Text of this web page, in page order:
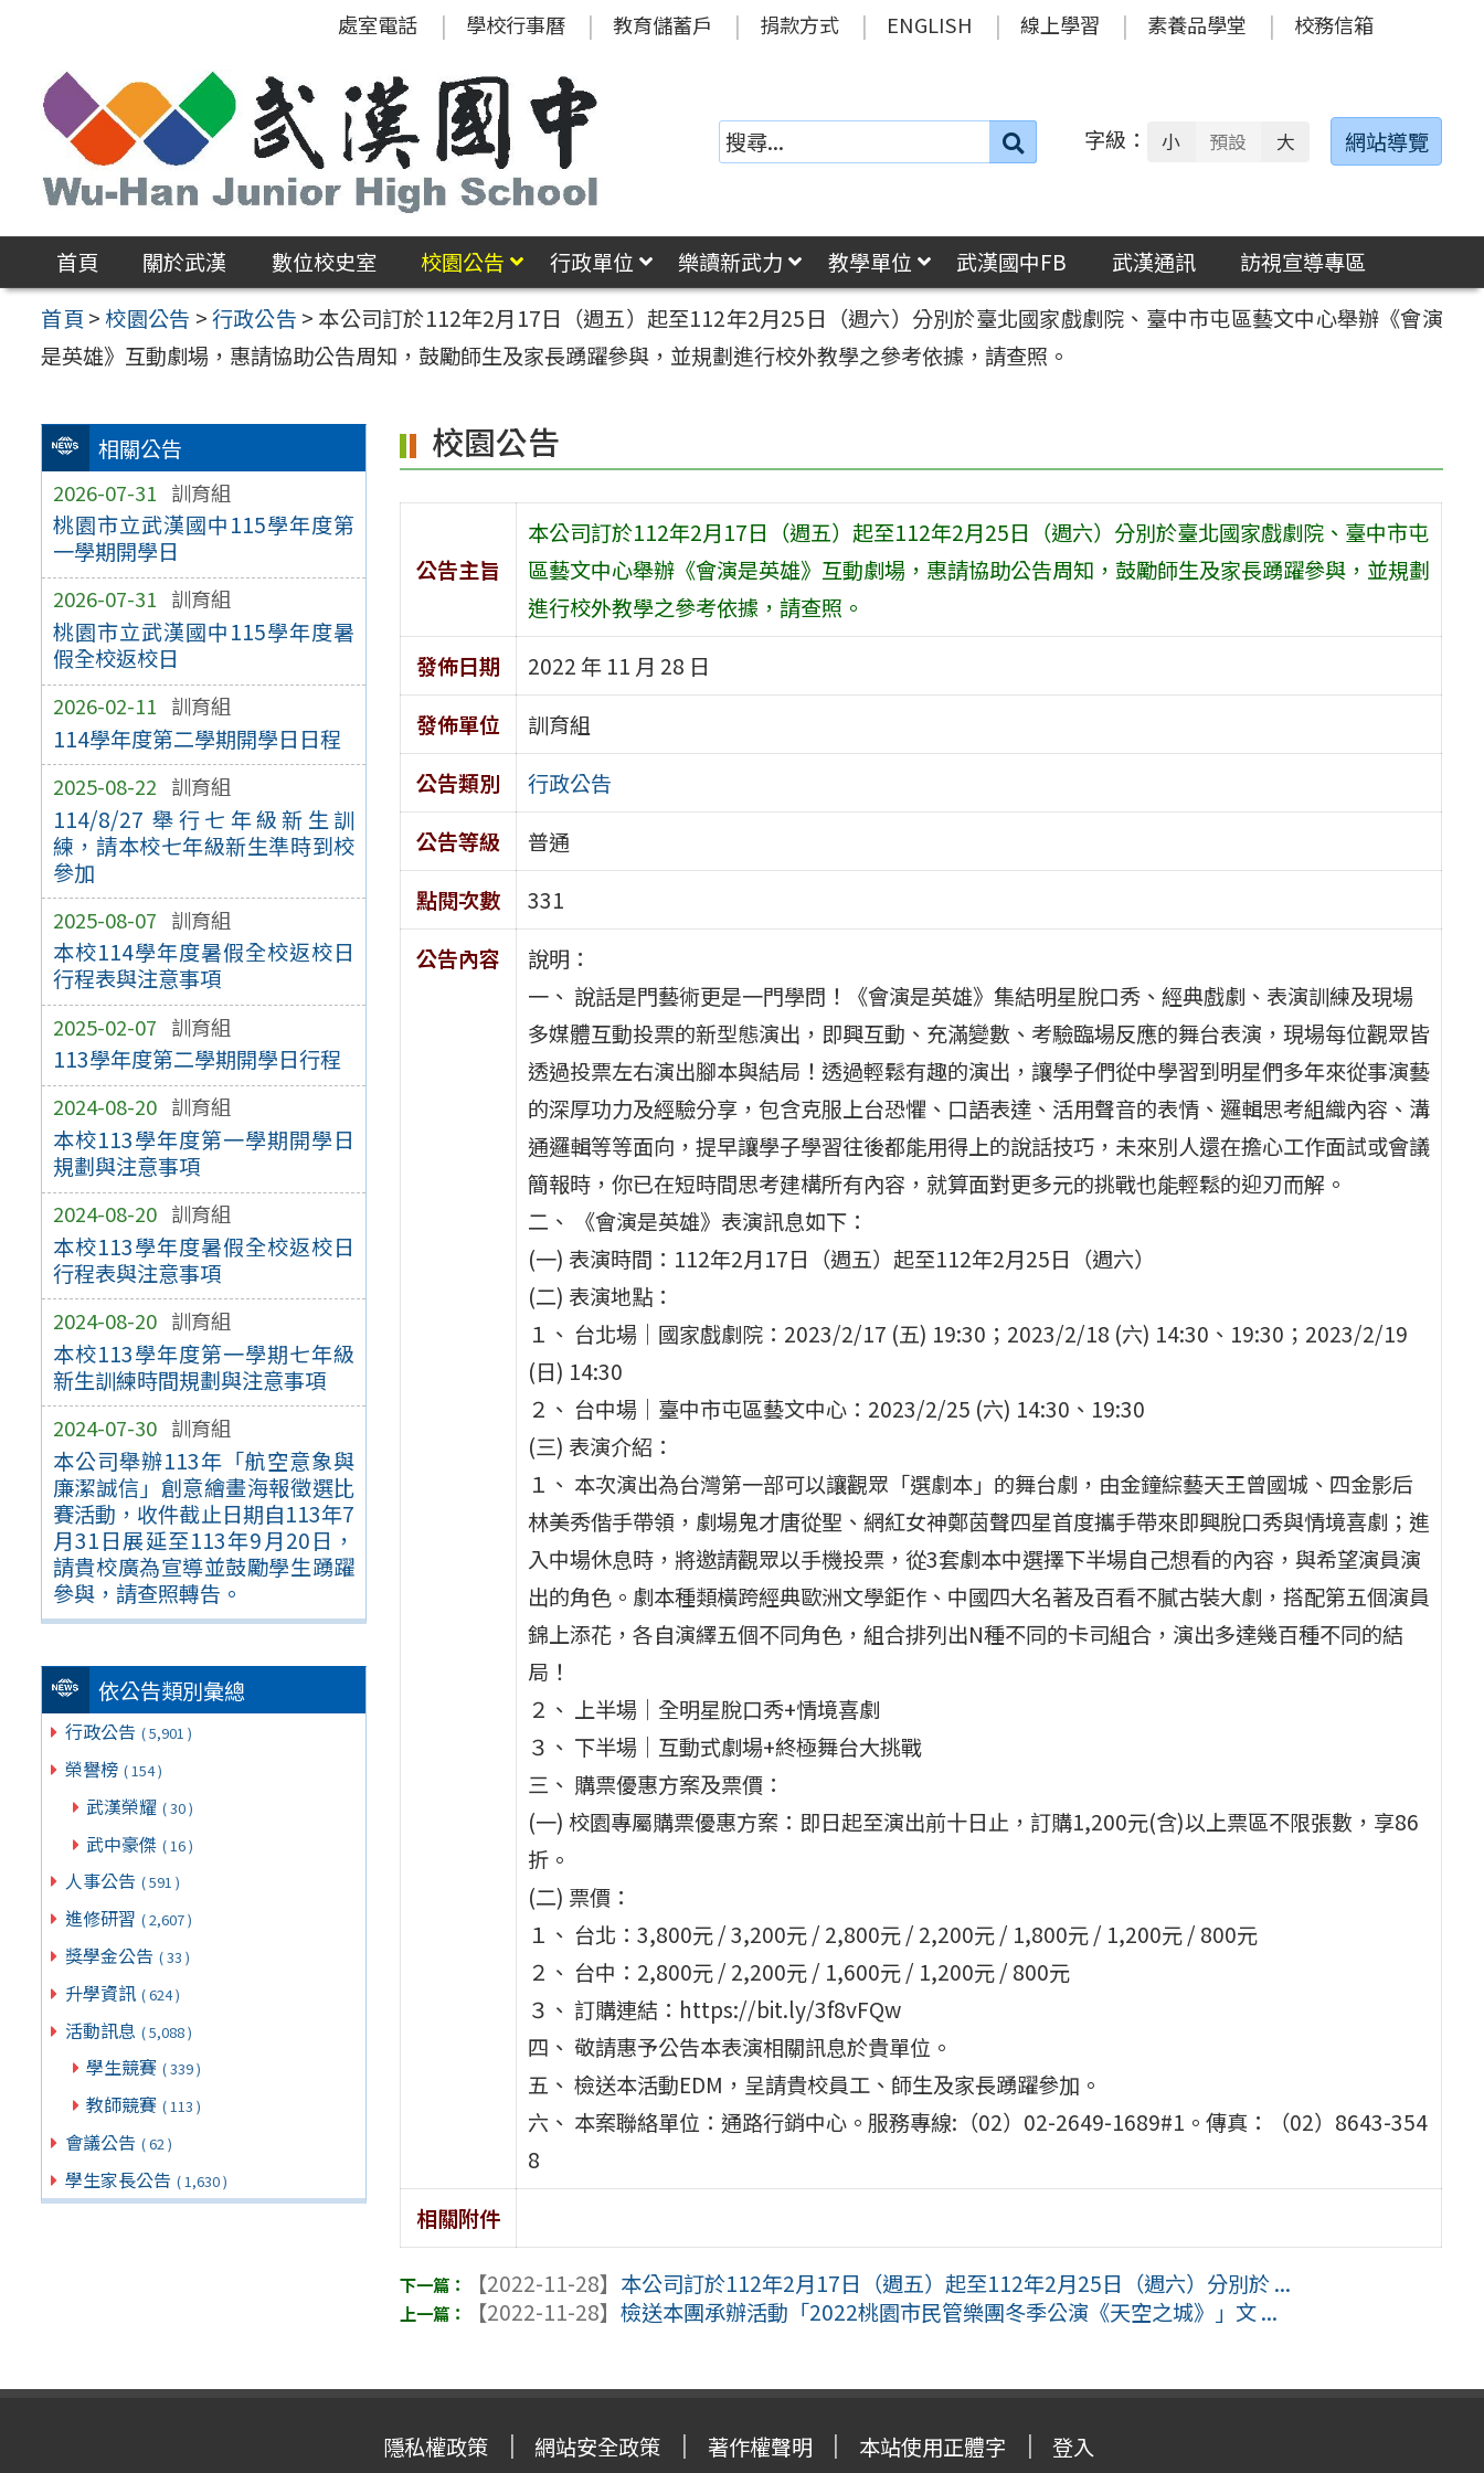
區
處室電話 學校行事曆 教育儲蓄戶 捐款方式 ENGLISH 線上學習 素養品學堂 校務信箱
搜
字級： 小 預設 大 網站導覽
首頁 關於武漢 數位校史室 校園公告 行政單位 樂讀新武力 教學單位 武漢國中FB 武漢通訊
訪視宣導專區
首頁 >校園公告 >行政公告 > 本公司訂於112年2月17日（週五）起至112年2月25日（週六）分別於臺北國家戲劇院、臺中市屯區藝文中心舉辦《會演
是英雄》互動劇場，惠請協助公告周知，鼓勵師生及家長踴躍參與，並規劃進行校外教學之參考依據，請查照。
相關公告
2026-07-31 訓育組
桃園市立武漢國中115學年度第
一學期開學日
2026-07-31 訓育組
桃園市立武漢國中115學年度暑
假全校返校日
2026-02-11 訓育組
114學年度第二學期開學日日程
2025-08-22 訓育組
114/8/27 舉行七年級新生訓
練，請本校七年級新生準時到校
參加
2025-08-07 訓育組
本校114學年度暑假全校返校日
行程表與注意事項
2025-02-07 訓育組
113學年度第二學期開學日行程
2024-08-20 訓育組
本校113學年度第一學期開學日
規劃與注意事項
2024-08-20 訓育組
本校113學年度暑假全校返校日
行程表與注意事項
2024-08-20 訓育組
本校113學年度第一學期七年級
新生訓練時間規劃與注意事項
2024-07-30 訓育組
本公司舉辦113年「航空意象與
廉潔誠信」創意繪畫海報徵選比
賽活動，收件截止日期自113年7
月31日展延至113年9月20日，
請貴校廣為宣導並鼓勵學生踴躍
參與，請查照轉告。
依公告類別彙總
行政公告 ( 5,901 )
榮譽榜 ( 154 )
武漢榮耀 ( 30 )
武中豪傑 ( 16 )
人事公告 ( 591 )
進修研習 ( 2,607 )
獎學金公告 ( 33 )
升學資訊 ( 624 )
活動訊息 ( 5,088 )
學生競賽 ( 339 )
教師競賽 ( 113 )
會議公告 ( 62 )
學生家長公告 ( 1,630 )
校園公告
公告主旨
本公司訂於112年2月17日（週五）起至112年2月25日（週六）分別於臺北國家戲劇院、臺中市屯
區藝文中心舉辦《會演是英雄》互動劇場，惠請協助公告周知，鼓勵師生及家長踴躍參與，並規劃
進行校外教學之參考依據，請查照。
發佈日期
2022 年 11 月 28 日
發佈單位
訓育組
公告類別
行政公告
公告等級
普通
點閱次數
331
公告內容
說明：
一、 說話是門藝術更是一門學問！《會演是英雄》集結明星脫口秀、經典戲劇、表演訓練及現場
多媒體互動投票的新型態演出，即興互動、充滿變數、考驗臨場反應的舞台表演，現場每位觀眾皆
透過投票左右演出腳本與結局！透過輕鬆有趣的演出，讓學子們從中學習到明星們多年來從事演藝
的深厚功力及經驗分享，包含克服上台恐懼、口語表達、活用聲音的表情、邏輯思考組織內容、溝
通邏輯等等面向，提早讓學子學習往後都能用得上的說話技巧，未來別人還在擔心工作面試或會議
簡報時，你已在短時間思考建構所有內容，就算面對更多元的挑戰也能輕鬆的迎刃而解。
二、 《會演是英雄》表演訊息如下：
(一) 表演時間：112年2月17日（週五）起至112年2月25日（週六）
(二) 表演地點：
１、 台北場｜國家戲劇院：2023/2/17 (五) 19:30；2023/2/18 (六) 14:30、19:30；2023/2/19
(日) 14:30
２、 台中場｜臺中市屯區藝文中心：2023/2/25 (六) 14:30、19:30
(三) 表演介紹：
１、 本次演出為台灣第一部可以讓觀眾「選劇本」的舞台劇，由金鐘綜藝天王曾國城、四金影后
林美秀偕手帶領，劇場鬼才唐從聖、網紅女神鄭茵聲四星首度攜手帶來即興脫口秀與情境喜劇；進
入中場休息時，將邀請觀眾以手機投票，從3套劇本中選擇下半場自己想看的內容，與希望演員演
出的角色。劇本種類橫跨經典歐洲文學鉅作、中國四大名著及百看不膩古裝大劇，搭配第五個演員
錦上添花，各自演繹五個不同角色，組合排列出N種不同的卡司組合，演出多達幾百種不同的結
局！
２、 上半場｜全明星脫口秀+情境喜劇
３、 下半場｜互動式劇場+終極舞台大挑戰
三、 購票優惠方案及票價：
(一) 校園專屬購票優惠方案：即日起至演出前十日止，訂購1,200元(含)以上票區不限張數，享86
折。
(二) 票價：
１、 台北：3,800元 / 3,200元 / 2,800元 / 2,200元 / 1,800元 / 1,200元 / 800元
２、 台中：2,800元 / 2,200元 / 1,600元 / 1,200元 / 800元
３、 訂購連結：https://bit.ly/3f8vFQw
四、 敬請惠予公告本表演相關訊息於貴單位。
五、 檢送本活動EDM，呈請貴校員工、師生及家長踴躍參加。
六、 本案聯絡單位：通路行銷中心。服務專線:（02）02-2649-1689#1。傳真：（02）8643-354
8
相關附件
【2022-11-28】 本公司訂於112年2月17日（週五）起至112年2月25日（週六）分別於 ...
【2022-11-28】檢送本團承辦活動「2022桃園市民管樂團冬季公演《天空之城》」文 ...
隱私權政策 網站安全政策 著作權聲明 本站使用正體字 登入